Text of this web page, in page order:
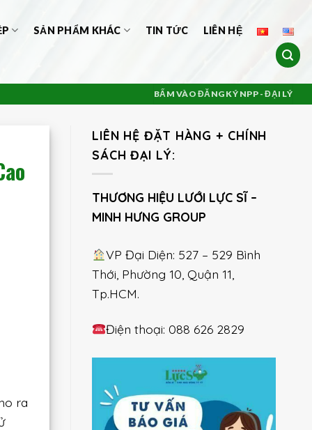
SẢN PHẨM KHÁC TIN TỨC LIÊN HỆ
BẤM VÀO ĐĂNG KÝ NPP - ĐẠI LÝ
ra
LIÊN HỆ ĐẶT HÀNG + CHÍNH
SÁCH ĐẠI LÝ:
THƯƠNG HIỆU LƯỚI LỰC SĨ –
MINH HƯNG GROUP
VP Đại Diện: 527 – 529 Bình
Thới, Phường 10, Quận 11,
Tp.HCM.
Điện thoại: 088 626 2829